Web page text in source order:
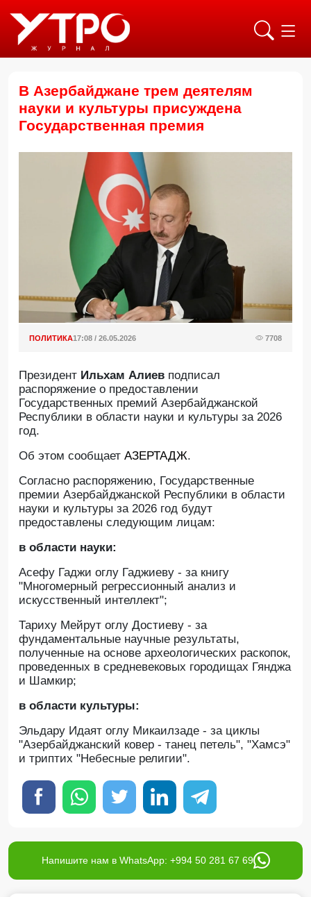
В Азербайджане трем деятелям
науки и культуры присуждена
Государственная премия
ПОЛИТИКА17:08 / 26.05.2026 7708
Президент Ильхам Алиев подписал
распоряжение о предоставлении
Государственных премий Азербайджанской
Республики в области науки и культуры за 2026
год.
Об этом сообщает АЗЕРТАДЖ.
Согласно распоряжению, Государственные
премии Азербайджанской Республики в области
науки и культуры за 2026 год будут
предоставлены следующим лицам:
в области науки:
Асефу Гаджи оглу Гаджиеву - за книгу
"Многомерный регрессионный анализ и
искусственный интеллект";
Тариху Мейрут оглу Достиеву - за
фундаментальные научные результаты,
полученные на основе археологических раскопок,
проведенных в средневековых городищах Гянджа
и Шамкир;
в области культуры:
Эльдару Идаят оглу Микаилзаде - за циклы
"Азербайджанский ковер - танец петель", "Хамсэ"
и триптих "Небесные религии".
Напишите нам в WhatsApp: +994 50 281 67 69